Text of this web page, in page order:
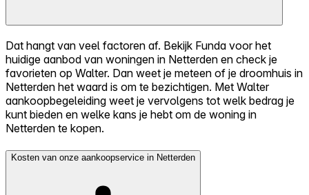
Dat hangt van veel factoren af. Bekijk Funda voor het
huidige aanbod van woningen in Netterden en check je
favorieten op Walter. Dan weet je meteen of je droomhuis in
Netterden het waard is om te bezichtigen. Met Walter
aankoopbegeleiding weet je vervolgens tot welk bedrag je
kunt bieden en welke kans je hebt om de woning in
Netterden te kopen.
Kosten van onze aankoopservice in Netterden